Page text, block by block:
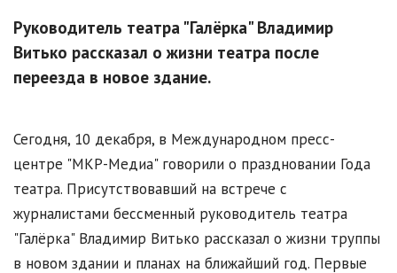
Руководитель театра "Галёрка" Владимир
Витько рассказал о жизни театра после
переезда в новое здание.
Сегодня, 10 декабря, в Международном пресс-
центре "МКР-Медиа" говорили о праздновании Года
театра. Присутствовавший на встрече с
журналистами бессменный руководитель театра
"Галёрка" Владимир Витько рассказал о жизни труппы
в новом здании и планах на ближайший год. Первые